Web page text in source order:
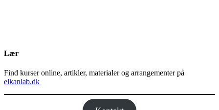
Lær
Find kurser online, artikler, materialer og arrangementer på
elkanlab.dk